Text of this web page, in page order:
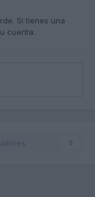
Si tienes una
cuenta.
0